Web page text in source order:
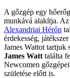
A gőzgép egy
munkává alakítja.
Alexandriai Hérón
érdekesség,
James Wattot tartjuk
James Watt találta
Newcomen
születése előtt is.